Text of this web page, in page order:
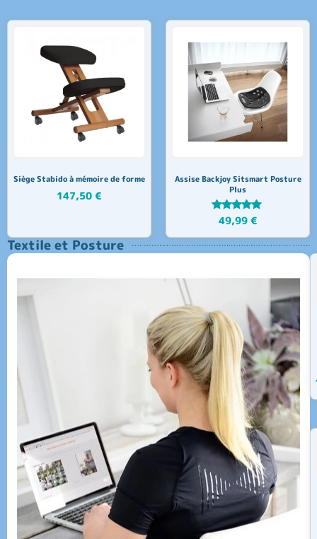
Siège Stabido à mémoire de forme
147,50 €
Assise Backjoy Sitsmart Posture
Plus
Note
5.00
sur 5
49,99 €
Textile et Posture